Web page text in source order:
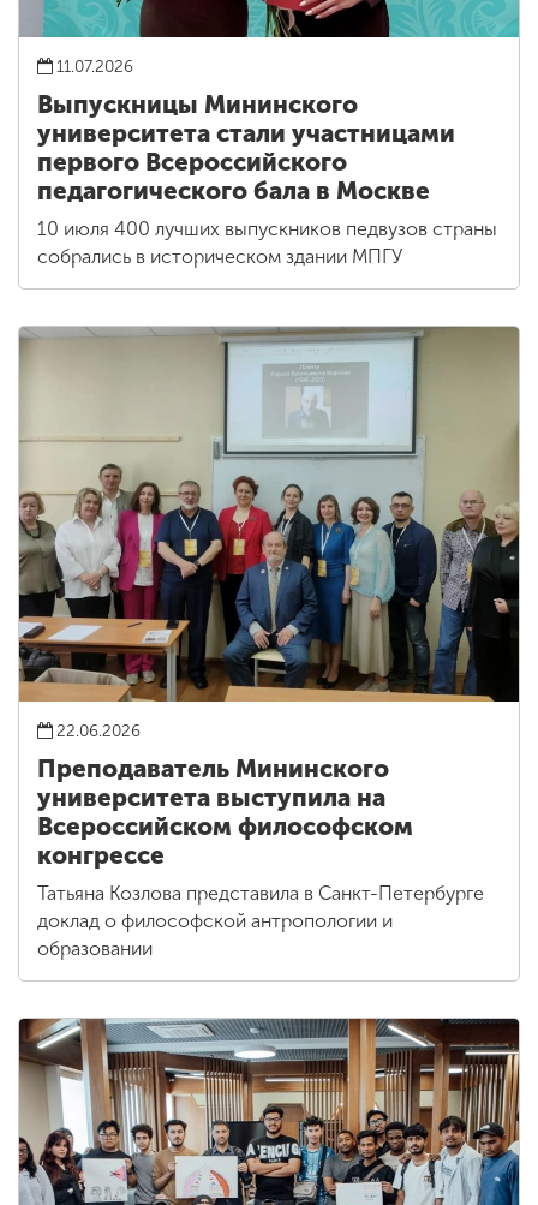
11.07.2026
Выпускницы Мининского
университета стали участницами
первого Всероссийского
педагогического бала в Москве
10 июля 400 лучших выпускников педвузов страны
собрались в историческом здании МПГУ
22.06.2026
Преподаватель Мининского
университета выступила на
Всероссийском философском
конгрессе
Татьяна Козлова представила в Санкт-Петербурге
доклад о философской антропологии и
образовании